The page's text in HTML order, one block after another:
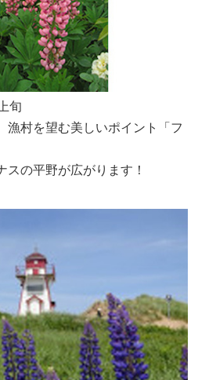
旬
漁村を望む美しいポイント「フ
の平野が広がります！